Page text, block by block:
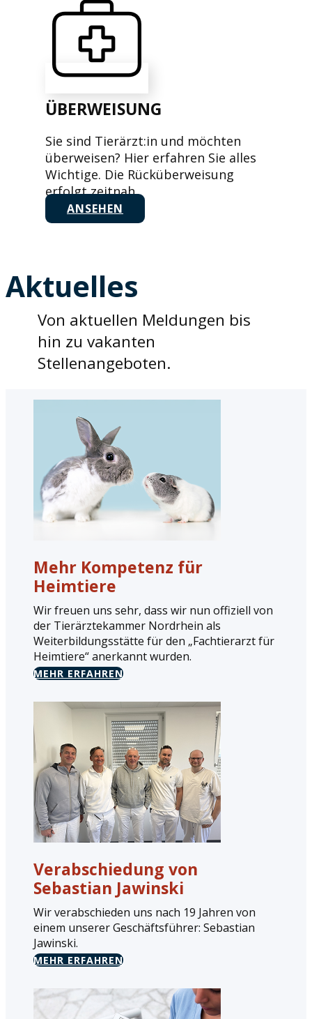
ÜBERWEISUNG
Sie sind Tierärzt:in und möchten
überweisen? Hier erfahren Sie alles
Wichtige. Die Rücküberweisung
erfolgt zeitnah.
ANSEHEN
Aktuelles
Von aktuellen Meldungen bis
hin zu vakanten
Stellenangeboten.
Mehr Kompetenz für
Heimtiere
Wir freuen uns sehr, dass wir nun offiziell von
der Tierärztekammer Nordrhein als
Weiterbildungsstätte für den „Fachtierarzt für
Heimtiere“ anerkannt wurden.
MEHR ERFAHREN
Verabschiedung von
Sebastian Jawinski
Wir verabschieden uns nach 19 Jahren von
einem unserer Geschäftsführer: Sebastian
Jawinski.
MEHR ERFAHREN